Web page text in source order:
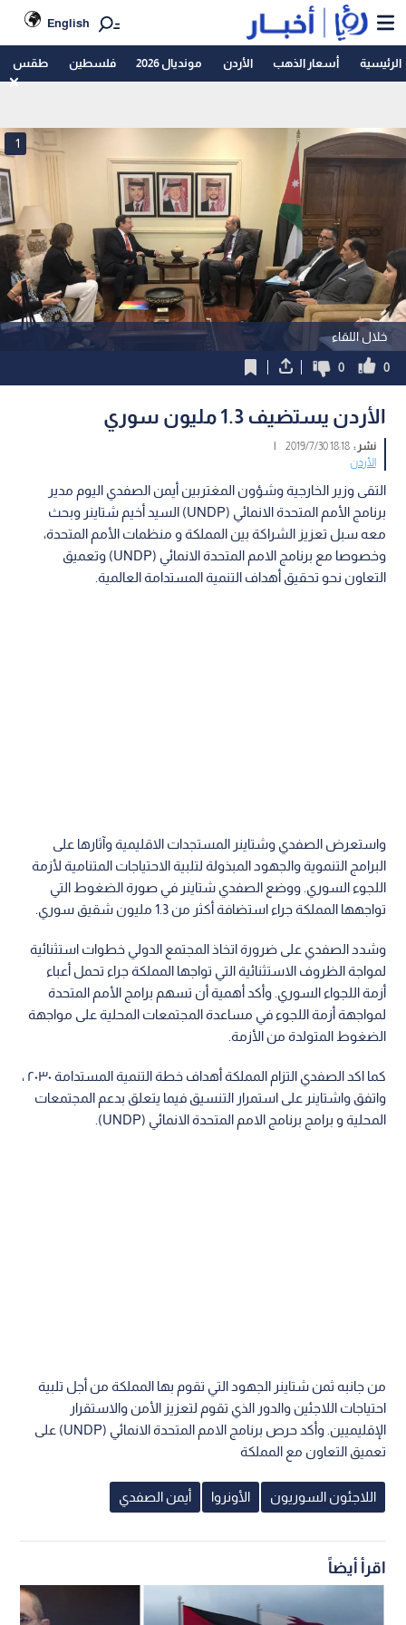
English
الرئيسية أسعار الذهب الأردن مونديال 2026 فلسطين طقس
خلال اللقاء
1
0
0
الأردن يستضيف 1.3 مليون سوري
نشر :18:18 2019/7/30
|
الأردن
التقى وزير الخارجية وشؤون المغتربين أيمن الصفدي اليوم مدير
برنامج الأمم المتحدة الانمائي (UNDP) السيد أخيم شتاينر وبحث
معه سبل تعزيز الشراكة بين المملكة و منظمات الأمم المتحدة،
وخصوصا مع برنامج الامم المتحدة الانمائي (UNDP) وتعميق
التعاون نحو تحقيق أهداف التنمية المستدامة العالمية.
واستعرض الصفدي وشتاينر المستجدات الاقليمية وآثارها على
البرامج التنموية والجهود المبذولة لتلبية الاحتياجات المتنامية لأزمة
اللجوء السوري. ووضع الصفدي شتاينر في صورة الضغوط التي
تواجهها المملكة جراء استضافة أكثر من 1.3 مليون شقيق سوري.
وشدد الصفدي على ضرورة اتخاذ المجتمع الدولي خطوات استثنائية
لمواجة الظروف الاستثنائية التي تواجها المملكة جراء تحمل أعباء
أزمة اللجواء السوري. وأكد أهمية أن تسهم برامج الأمم المتحدة
لمواجهة أزمة اللجوء في مساعدة المجتمعات المحلية على مواجهة
الضغوط المتولدة من الأزمة.
كما اكد الصفدي التزام المملكة أهداف خطة التنمية المستدامة ٢٠٣٠ ،
واتفق واشتاينر على استمرار التنسيق فيما يتعلق بدعم المجتمعات
المحلية و برامج برنامج الامم المتحدة الانمائي (UNDP).
من جانبه ثمن شتاينر الجهود التي تقوم بها المملكة من أجل تلبية
احتياجات اللاجئين والدور الذي تقوم لتعزيز الأمن والاستقرار
الإقليميين. وأكد حرص برنامج الامم المتحدة الانمائي (UNDP) على
تعميق التعاون مع المملكة
اللاجئون السوريون الأونروا أيمن الصفدي
اقرأ أيضاً